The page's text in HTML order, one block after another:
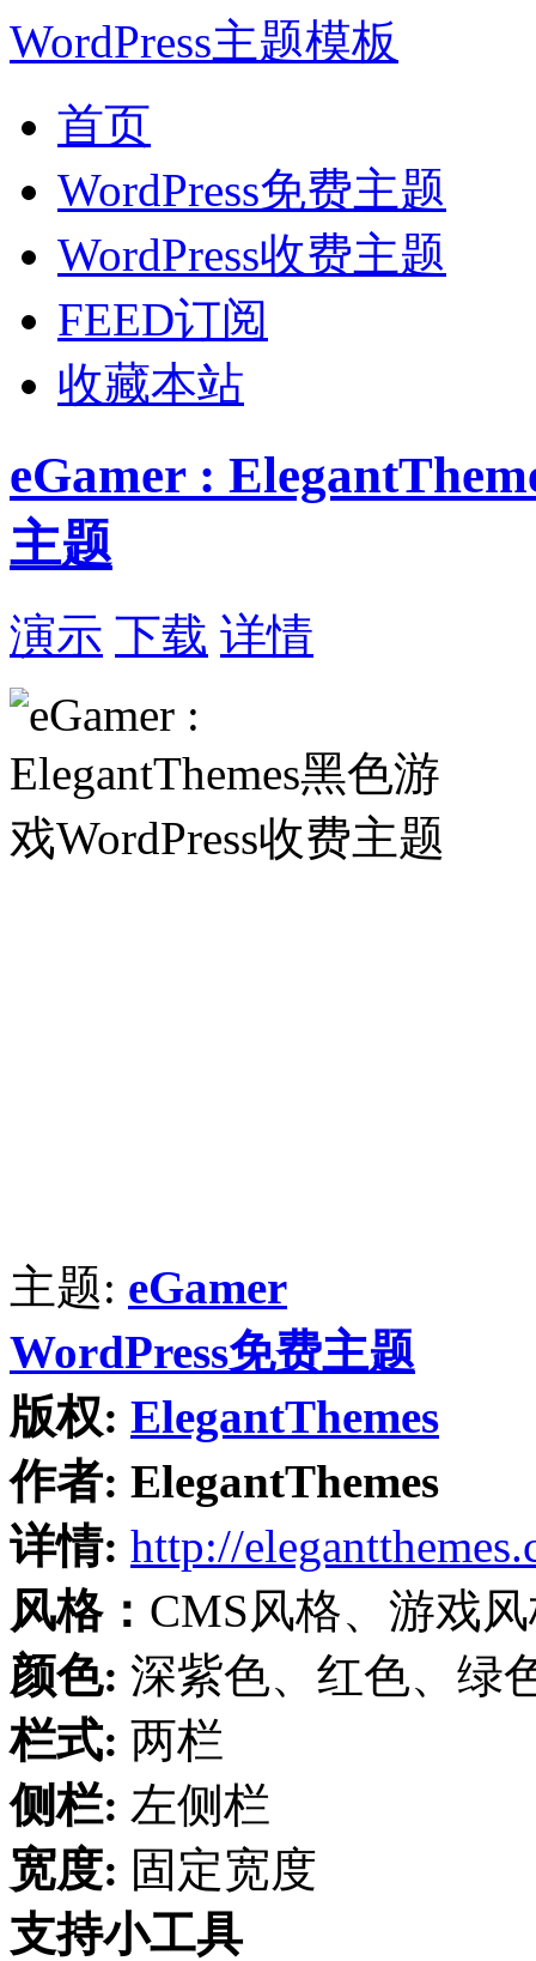
WordPress主题模板
首页
WordPress免费主题
WordPress收费主题
FEED订阅
收藏本站
eGamer :
主题
演示 下载 详情
主题: eGamer
WordPress免费主题
版权: ElegantThemes
作者: ElegantThemes
详情: http://
风格： CMS风格、游戏
颜色: 深紫色、红色、绿
栏式: 两栏
侧栏: 左侧栏
宽度: 固定宽度
支持小工具